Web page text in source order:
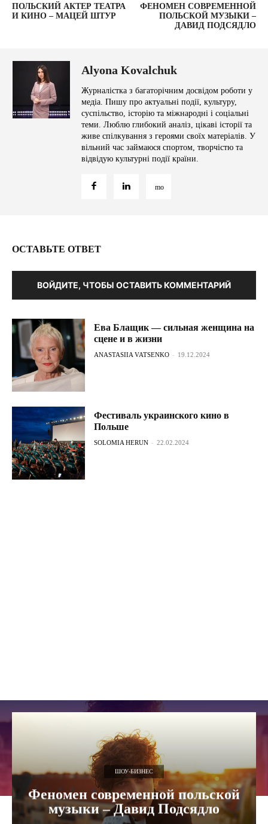
ПОЛЬСКИЙ АКТЕР ТЕАТРА
И КИНО – МАЦЕЙ ШТУР
ФЕНОМЕН СОВРЕМЕННОЙ
ПОЛЬСКОЙ МУЗЫКИ –
ДАВИД ПОДСЯДЛО
Alyona Kovalchuk
Журналістка з багаторічним досвідом роботи у
медіа. Пишу про актуальні події, культуру,
суспільство, історію та міжнародні і соціальні
теми. Люблю глибокий аналіз, цікаві історії та
живе спілкування з героями своїх матеріалів. У
вільний час займаюся спортом, творчістю та
відвідую культурні події країни.
ОСТАВЬТЕ ОТВЕТ
ВОЙДИТЕ, ЧТОБЫ ОСТАВИТЬ КОММЕНТАРИЙ
Ева Блащик — сильная женщина на
сцене и в жизни
ANASTASIIA VATSENKO - 19.12.2024
Фестиваль украинского кино в
Польше
SOLOMIA HERUN - 22.02.2024